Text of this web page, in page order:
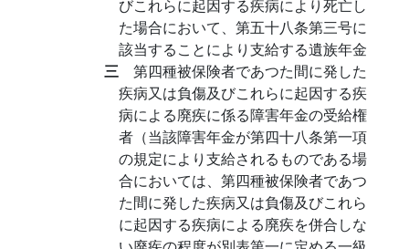
びこれらに起因する疾病により死亡し
た場合において、第五十八条第三号に
該当することにより支給する遺族年金
三 第四種被保険者であつた間に発した
疾病又は負傷及びこれらに起因する疾
病による廃疾に係る障害年金の受給権
者（当該障害年金が第四十八条第一項
の規定により支給されるものである場
合においては、第四種被保険者であつ
た間に発した疾病又は負傷及びこれら
に起因する疾病による廃疾を併合しな